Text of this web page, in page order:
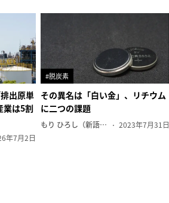
出原単
業は5割
年7月2日
#脱炭素
その異名は「白い金」、リチウム
に二つの課題
もり ひろし（新語ウォッチャー） 2023年7月31日